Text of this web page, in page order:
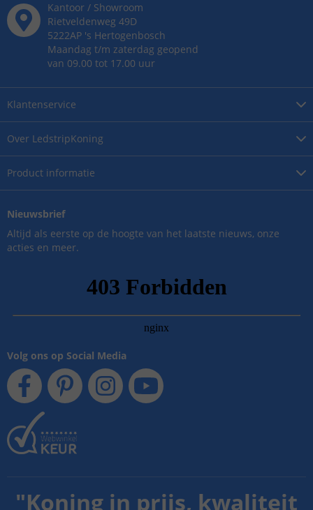
Over LedstripKoning
Product informatie
Klantenservice
Kantoor / Showroom
Rietveldenweg 49D
5222AP 's Hertogenbosch
Maandag t/m zaterdag geopend
van 09.00 tot 17.00 uur
Nieuwsbrief
Altijd als eerste op de hoogte van het laatste nieuws, onze
acties en meer.
Volg ons op Social Media
"Koning in prijs, kwaliteit